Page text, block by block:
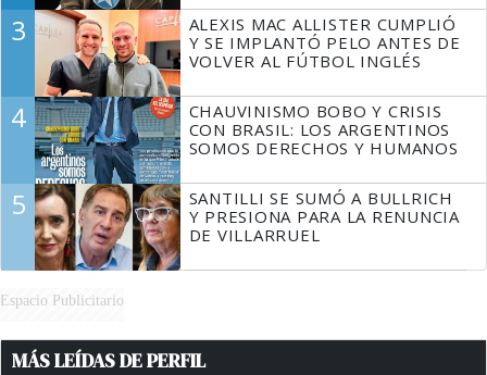
3
ALEXIS MAC ALLISTER CUMPLIÓ
Y SE IMPLANTÓ PELO ANTES DE
VOLVER AL FÚTBOL INGLÉS
4
CHAUVINISMO BOBO Y CRISIS
CON BRASIL: LOS ARGENTINOS
SOMOS DERECHOS Y HUMANOS
5
SANTILLI SE SUMÓ A BULLRICH
Y PRESIONA PARA LA RENUNCIA
DE VILLARRUEL
Espacio Publicitario
MÁS LEÍDAS DE PERFIL